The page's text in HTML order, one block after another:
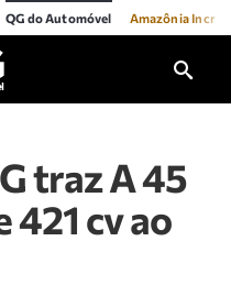
QG do Automóvel Amazônia
traz A 45
421 cv ao